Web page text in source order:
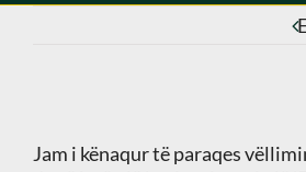
Jam i kënaqur të paraqes